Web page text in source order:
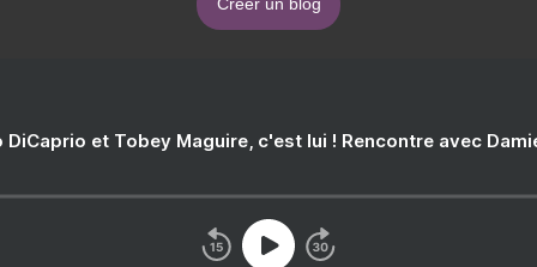
DiCaprio et Tobey Maguire, c'est lui ! Rencontre avec